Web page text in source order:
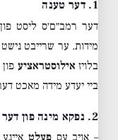
1. דער טענה
דער רמב״ם׳ס ליסט פון
מידות. ער שרייבט
בלויז אילוסטראציע
ביי יעדע מידה מאכט
2. נפקא מינה פון דער טעזע